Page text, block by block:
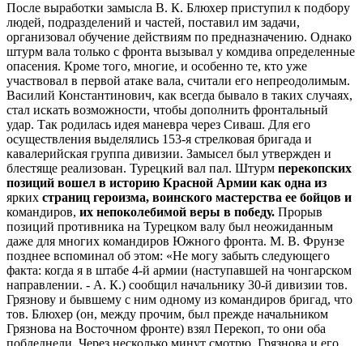
После выработки замысла В. К. Блюхер приступил к подбору
людей, подразделений и частей, поставил им задачи,
организовал обучение действиям по предназначению. Однако
штурм вала только с фронта вызывал у комдива определенные
опасения. Кроме того, многие, и особенно те, кто уже
участвовал в первой атаке вала, считали его непреодолимым.
Василий Константинович, как всегда бывало в таких случаях,
стал искать возможности, чтобы дополнить фронтальный
удар. Так родилась идея маневра через Сиваш. Для его
осуществления выделялись 153-я стрелковая бригада и
кавалерийская группа дивизии. Замысел был утвержден и
блестяще реализован. Турецкий вал пал. Штурм перекопских
позиций вошел в историю Красной Армии как одна из
ярких страниц героизма, воинского мастерства ее бойцов и
командиров, их непоколебимой веры в победу. Прорыв
позиций противника на Турецком валу был неожиданным
даже для многих командиров Южного фронта. М. В. Фрунзе
позднее вспоминал об этом: «Не могу забыть следующего
факта: когда я в штабе 4-й армии (наступавшей на чонгарском
направлении. - А. К.) сообщил начальнику 30-й дивизии тов.
Грязнову и бывшему с ним одному из командиров бригад, что
тов. Блюхер (он, между прочим, был прежде начальником
Грязнова на Восточном фронте) взял Перекоп, то они оба
побледнели. Через несколько минут смотрю, Грязнова и его